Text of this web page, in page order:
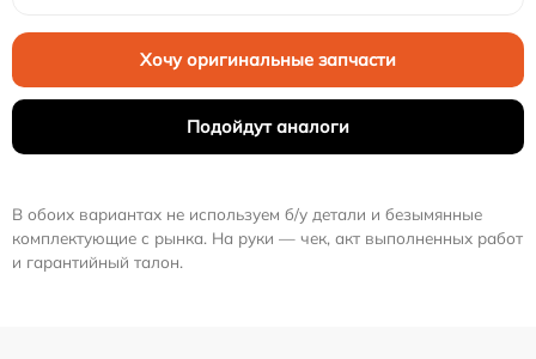
Хочу оригинальные запчасти
Подойдут аналоги
В обоих вариантах не используем б/у детали и безымянные
комплектующие с рынка. На руки — чек, акт выполненных работ
и гарантийный талон.